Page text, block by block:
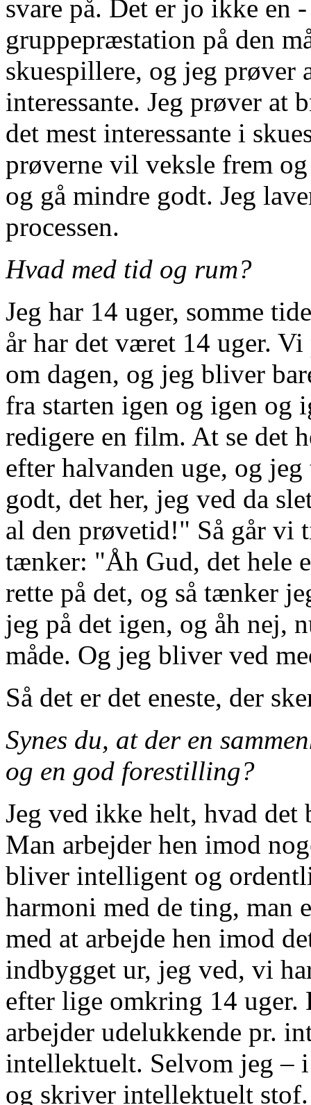
svare på. Det er jo ikke en
gruppepræstation på den
skuespillere, og jeg prøver
interessante. Jeg prøver at
det mest interessante i
prøverne vil veksle frem
og gå mindre godt. Jeg
processen.
Hvad med tid og rum?
Jeg har 14 uger, somme
år har det været 14 uger.
om dagen, og jeg bliver
fra starten igen og igen og
redigere en film. At se det
efter halvanden uge, og
godt, det her, jeg ved da
al den prøvetid!" Så går vi
tænker: "Åh Gud, det hele
rette på det, og så tænker
jeg på det igen, og åh nej,
måde. Og jeg bliver ved
Så det er det eneste, der
Synes du, at der en
og en god forestilling?
Jeg ved ikke helt, hvad det
Man arbejder hen imod
bliver intelligent og
harmoni med de ting, man
med at arbejde hen imod
indbygget ur, jeg ved, vi
efter lige omkring 14 uger.
arbejder udelukkende pr.
intellektuelt. Selvom jeg –
og skriver intellektuelt